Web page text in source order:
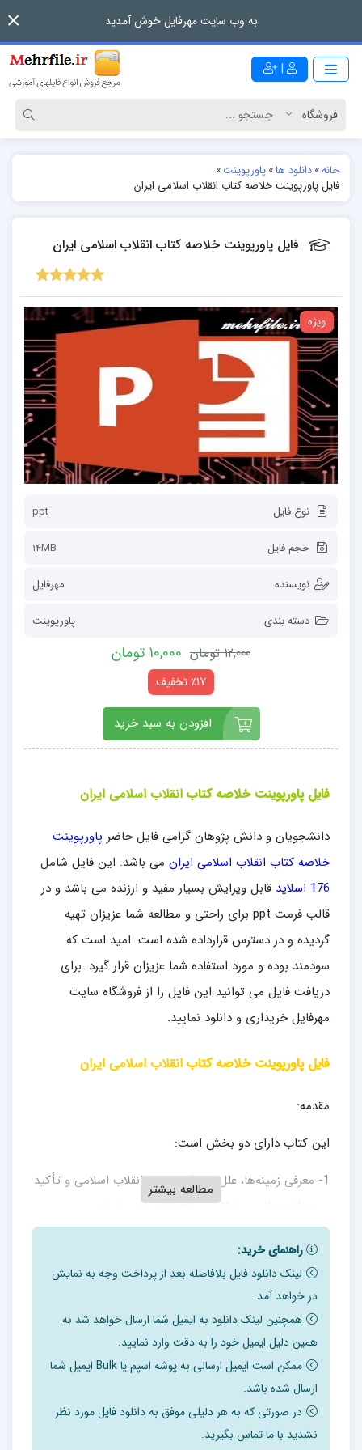
به وب سایت مهرفایل خوش آمدید
|
خانه»دانلود ها»پاورپوینت»
فایل پاورپوینت خلاصه کتاب انقلاب اسلامی ایران
فایل پاورپوینت خلاصه کتاب انقلاب اسلامی ایران
ویژه
نوع فایل ppt
حجم فایل 14MB
نویسنده مهرفایل
دسته بندی پاورپوینت
12,000 تومان 10,000 تومان
٪17 تخفیف
افزودن به سبد خرید
فایل پاورپوینت خلاصه کتاب انقلاب اسلامی ایران
دانشجویان و دانش پژوهان گرامی فایل حاضر پاورپوینت
خلاصه کتاب انقلاب اسلامی ایران می باشد. این فایل شامل
176 اسلاید
قابل ویرایش بسیار مفید و ارزنده می باشد و در
قالب فرمت ppt برای راحتی و مطالعه شما عزیزان تهیه
گردیده و در دسترس قرارداده شده است. امید است که
سودمند بوده و مورد استفاده شما عزیزان قرار گیرد. برای
دریافت فایل می توانید این فایل را از فروشگاه سایت
مهرفایل خریداری و دانلود نمایید.
فایل پاورپوینت خلاصه کتاب انقلاب اسلامی ایران
مقدمه:
این کتاب دارای دو بخش است:
1- معرفی زمینه‌ها، علل و عوامل وقوع انقلاب اسلامی و تأکید
بر رهیافت علمی، منطقی و واقع‌گرا در این زمینه
2- بیان بازتاب‌ها، تأثیرات و امواج جهانی انقلاب اسلامی،
شامل بازتاب نظری و عملی انقلاب اسلامی در جهان، نظام
بین‌الملل و آینده غرب.
بخش نخست
فصل اول : رهيافت علمي
گفتار اول: تحلیل وقوع انقلاب اسلامی با کدام رهیافت؟
گفتار دوم: معرفی چند دیدگاه مشهور فرهنگی
مطالعه بیشتر
راهنمای خرید:
لینک دانلود فایل بلافاصله بعد از پرداخت وجه به نمایش
در خواهد آمد.
همچنین لینک دانلود به ایمیل شما ارسال خواهد شد به
همین دلیل ایمیل خود را به دقت وارد نمایید.
ممکن است ایمیل ارسالی به پوشه اسپم یا Bulk ایمیل شما
ارسال شده باشد.
در صورتی که به هر دلیلی موفق به دانلود فایل مورد نظر
نشدید با ما تماس بگیرید.